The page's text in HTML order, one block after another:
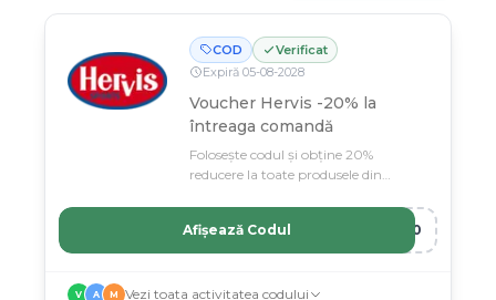
COD
Verificat
Expiră 05-08-2028
Voucher Hervis -20% la
întreaga comandă
Folosește codul și obține 20%
reducere la toate produsele din
D20
Afișează Codul
V A M Vezi toata activitatea codului